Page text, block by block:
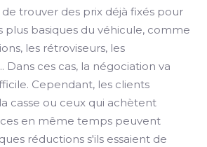
trouver des prix déjà fixés pour
plus basiques du véhicule, comme
les rétroviseurs, les
Dans ces cas, la négociation va
Cependant, les clients
casse ou ceux qui achètent
en même temps peuvent
réductions s'ils essaient de